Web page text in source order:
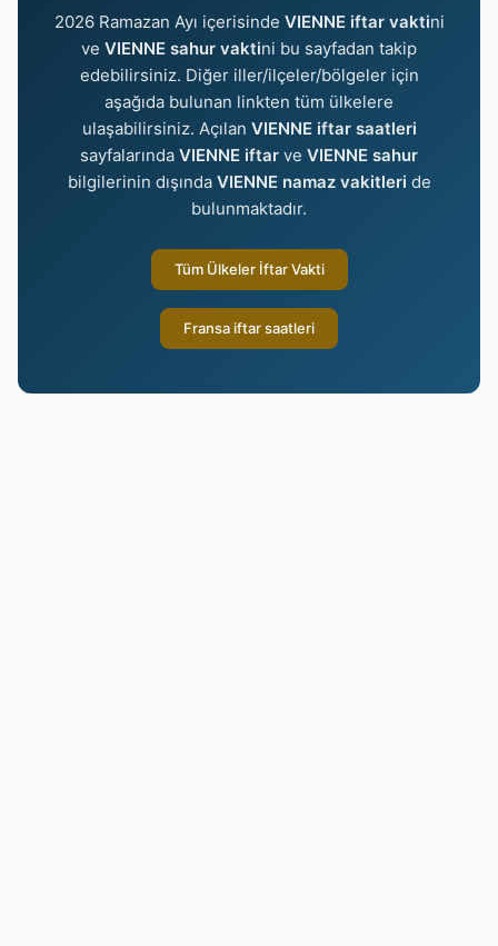
2026 Ramazan Ayı içerisinde VIENNE iftar vaktini
ve VIENNE sahur vaktini bu sayfadan takip
edebilirsiniz. Diğer iller/ilçeler/bölgeler için
aşağıda bulunan linkten tüm ülkelere
ulaşabilirsiniz. Açılan VIENNE iftar saatleri
sayfalarında VIENNE iftar ve VIENNE sahur
bilgilerinin dışında VIENNE namaz vakitleri de
bulunmaktadır.
Tüm Ülkeler İftar Vakti
Fransa iftar saatleri